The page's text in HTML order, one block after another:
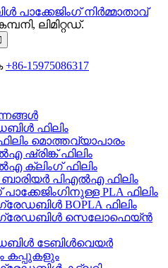
ലിമിറ്റഡ്.
+86-15975086317
ഫിലിം
മൊത്തവ്യാപാരം
ഷ്രിങ്ക് ഫിലിം
ക്ലിംഗ് ഫിലിം
പി‌എൽ‌എ ഫിലിം
PLA ഫിലിം
BOPLA ഫിലിം
സെലോഫെയ്ൻ
ടേബിൾവെയർ
കപ്പുകളും